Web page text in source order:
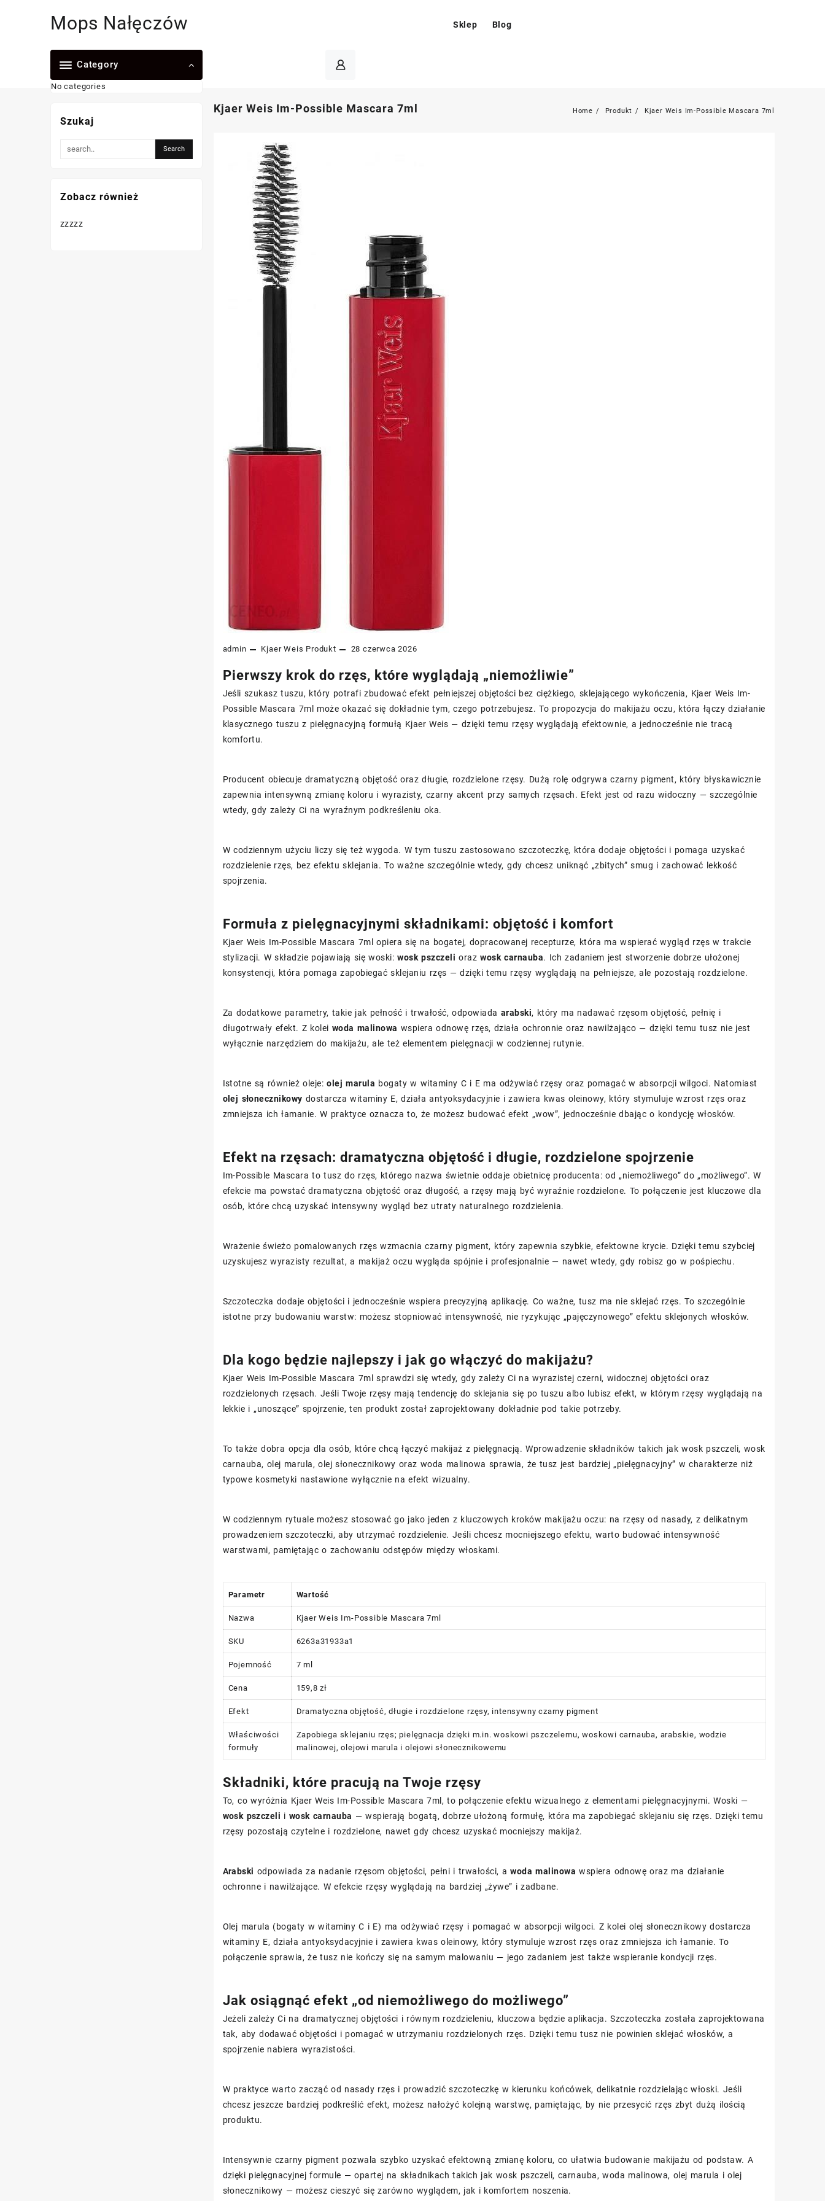
Mops Nałęczów Sklep Blog
Category
No categories
Kjaer Weis Im-Possible Mascara 7ml Home Produkt Kjaer Weis Im-Possible Mascara 7ml
admin Kjaer Weis Produkt 28 czerwca 2026
Pierwszy krok do rzęs, które wyglądają „niemożliwie”
Jeśli szukasz tuszu, który potrafi zbudować efekt pełniejszej objętości bez ciężkiego, sklejającego wykończenia, Kjaer Weis Im-
Possible Mascara 7ml może okazać się dokładnie tym, czego potrzebujesz. To propozycja do makijażu oczu, która łączy działanie
klasycznego tuszu z pielęgnacyjną formułą Kjaer Weis — dzięki temu rzęsy wyglądają efektownie, a jednocześnie nie tracą
komfortu.
Producent obiecuje dramatyczną objętość oraz długie, rozdzielone rzęsy. Dużą rolę odgrywa czarny pigment, który błyskawicznie
zapewnia intensywną zmianę koloru i wyrazisty, czarny akcent przy samych rzęsach. Efekt jest od razu widoczny — szczególnie
wtedy, gdy zależy Ci na wyraźnym podkreśleniu oka.
W codziennym użyciu liczy się też wygoda. W tym tuszu zastosowano szczoteczkę, która dodaje objętości i pomaga uzyskać
rozdzielenie rzęs, bez efektu sklejania. To ważne szczególnie wtedy, gdy chcesz uniknąć „zbitych” smug i zachować lekkość
spojrzenia.
Formuła z pielęgnacyjnymi składnikami: objętość i komfort
Kjaer Weis Im-Possible Mascara 7ml opiera się na bogatej, dopracowanej recepturze, która ma wspierać wygląd rzęs w trakcie
stylizacji. W składzie pojawiają się woski:wosk pszczeli orazwosk carnauba. Ich zadaniem jest stworzenie dobrze ułożonej
konsystencji, która pomaga zapobiegać sklejaniu rzęs — dzięki temu rzęsy wyglądają na pełniejsze, ale pozostają rozdzielone.
Za dodatkowe parametry, takie jak pełność i trwałość, odpowiada arabski, który ma nadawać rzęsom objętość, pełnię i
długotrwały efekt. Z kolei woda malinowa wspiera odnowę rzęs, działa ochronnie oraz nawilżająco — dzięki temu tusz nie jest
wyłącznie narzędziem do makijażu, ale też elementem pielęgnacji w codziennej rutynie.
Istotne są również oleje:olej marula bogaty w witaminy C i E ma odżywiać rzęsy oraz pomagać w absorpcji wilgoci. Natomiast
olej słonecznikowy dostarcza witaminy E, działa antyoksydacyjnie i zawiera kwas oleinowy, który stymuluje wzrost rzęs oraz
zmniejsza ich łamanie. W praktyce oznacza to, że możesz budować efekt „wow”, jednocześnie dbając o kondycję włosków.
Efekt na rzęsach: dramatyczna objętość i długie, rozdzielone spojrzenie
Im-Possible Mascara to tusz do rzęs, którego nazwa świetnie oddaje obietnicę producenta: od „niemożliwego” do „możliwego”. W
efekcie ma powstać dramatyczna objętość oraz długość, a rzęsy mają być wyraźnie rozdzielone. To połączenie jest kluczowe dla
osób, które chcą uzyskać intensywny wygląd bez utraty naturalnego rozdzielenia.
Wrażenie świeżo pomalowanych rzęs wzmacnia czarny pigment, który zapewnia szybkie, efektowne krycie. Dzięki temu szybciej
uzyskujesz wyrazisty rezultat, a makijaż oczu wygląda spójnie i profesjonalnie — nawet wtedy, gdy robisz go w pośpiechu.
Szczoteczka dodaje objętości i jednocześnie wspiera precyzyjną aplikację. Co ważne, tusz ma nie sklejać rzęs. To szczególnie
istotne przy budowaniu warstw: możesz stopniować intensywność, nie ryzykując „pajęczynowego” efektu sklejonych włosków.
Dla kogo będzie najlepszy i jak go włączyć do makijażu?
Kjaer Weis Im-Possible Mascara 7ml sprawdzi się wtedy, gdy zależy Ci na wyrazistej czerni, widocznej objętości oraz
rozdzielonych rzęsach. Jeśli Twoje rzęsy mają tendencję do sklejania się po tuszu albo lubisz efekt, w którym rzęsy wyglądają na
lekkie i „unoszące” spojrzenie, ten produkt został zaprojektowany dokładnie pod takie potrzeby.
To także dobra opcja dla osób, które chcą łączyć makijaż z pielęgnacją. Wprowadzenie składników takich jak wosk pszczeli, wosk
carnauba, olej marula, olej słonecznikowy oraz woda malinowa sprawia, że tusz jest bardziej „pielęgnacyjny” w charakterze niż
typowe kosmetyki nastawione wyłącznie na efekt wizualny.
W codziennym rytuale możesz stosować go jako jeden z kluczowych kroków makijażu oczu: na rzęsy od nasady, z delikatnym
prowadzeniem szczoteczki, aby utrzymać rozdzielenie. Jeśli chcesz mocniejszego efektu, warto budować intensywność
warstwami, pamiętając o zachowaniu odstępów między włoskami.
Parametr Wartość
Nazwa Kjaer Weis Im-Possible Mascara 7ml
SKU 6263a31933a1
Pojemność 7 ml
Cena 159,8 zł
Efekt Dramatyczna objętość, długie i rozdzielone rzęsy, intensywny czarny pigment
Właściwości
formuły
Zapobiega sklejaniu rzęs; pielęgnacja dzięki m.in. woskowi pszczelemu, woskowi carnauba, arabskie, wodzie
malinowej, olejowi marula i olejowi słonecznikowemu
Składniki, które pracują na Twoje rzęsy
To, co wyróżnia Kjaer Weis Im-Possible Mascara 7ml, to połączenie efektu wizualnego z elementami pielęgnacyjnymi. Woski —
wosk pszczeli i wosk carnauba — wspierają bogatą, dobrze ułożoną formułę, która ma zapobiegać sklejaniu się rzęs. Dzięki temu
rzęsy pozostają czytelne i rozdzielone, nawet gdy chcesz uzyskać mocniejszy makijaż.
Arabski odpowiada za nadanie rzęsom objętości, pełni i trwałości, awoda malinowa wspiera odnowę oraz ma działanie
ochronne i nawilżające. W efekcie rzęsy wyglądają na bardziej „żywe” i zadbane.
Olej marula (bogaty w witaminy C i E) ma odżywiać rzęsy i pomagać w absorpcji wilgoci. Z kolei olej słonecznikowy dostarcza
witaminy E, działa antyoksydacyjnie i zawiera kwas oleinowy, który stymuluje wzrost rzęs oraz zmniejsza ich łamanie. To
połączenie sprawia, że tusz nie kończy się na samym malowaniu — jego zadaniem jest także wspieranie kondycji rzęs.
Jak osiągnąć efekt „od niemożliwego do możliwego”
Jeżeli zależy Ci na dramatycznej objętości i równym rozdzieleniu, kluczowa będzie aplikacja. Szczoteczka została zaprojektowana
tak, aby dodawać objętości i pomagać w utrzymaniu rozdzielonych rzęs. Dzięki temu tusz nie powinien sklejać włosków, a
spojrzenie nabiera wyrazistości.
W praktyce warto zacząć od nasady rzęs i prowadzić szczoteczkę w kierunku końcówek, delikatnie rozdzielając włoski. Jeśli
chcesz jeszcze bardziej podkreślić efekt, możesz nałożyć kolejną warstwę, pamiętając, by nie przesycić rzęs zbyt dużą ilością
produktu.
Intensywnie czarny pigment pozwala szybko uzyskać efektowną zmianę koloru, co ułatwia budowanie makijażu od podstaw. A
dzięki pielęgnacyjnej formule — opartej na składnikach takich jak wosk pszczeli, carnauba, woda malinowa, olej marula i olej
słonecznikowy — możesz cieszyć się zarówno wyglądem, jak i komfortem noszenia.
Szukaj
Zobacz również
zzzzz